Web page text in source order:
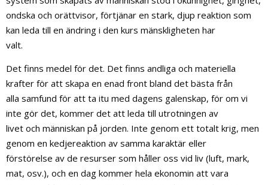
ondska och orättvisor, förtjänar en stark, djup reaktion som
kan leda till en ändring i den kurs mänskligheten har
valt.
Det finns medel för det. Det finns andliga och materiella
krafter för att skapa en enad front bland det bästa från
alla samfund för att ta itu med dagens galenskap, för om vi
inte gör det, kommer det att leda till utrotningen av
livet och människan på jorden. Inte genom ett totalt krig, men
genom en kedjereaktion av samma karaktär eller
förstörelse av de resurser som håller oss vid liv (luft, mark,
mat, osv.), och en dag kommer hela ekonomin att vara